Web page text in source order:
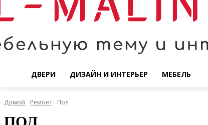
ДВЕРИ ДИЗАЙН И ИНТЕРЬЕР МЕБЕЛЬ
Домой Ремонт Пол